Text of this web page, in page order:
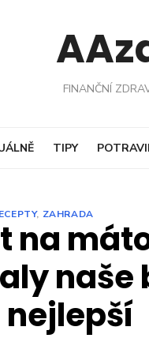
FINANČNÍ
TIPY
, ZAHRADA
na
naše